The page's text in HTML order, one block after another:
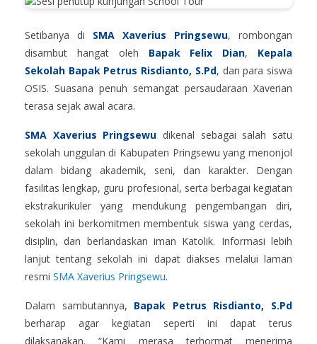
Setibanya di SMA Xaverius Pringsewu, rombongan
disambut hangat oleh Bapak Felix Dian, Kepala
Sekolah Bapak Petrus Risdianto, S.Pd, dan para siswa
OSIS. Suasana penuh semangat persaudaraan Xaverian
terasa sejak awal acara.
SMA Xaverius Pringsewu dikenal sebagai salah satu
sekolah unggulan di Kabupaten Pringsewu yang menonjol
dalam bidang akademik, seni, dan karakter. Dengan
fasilitas lengkap, guru profesional, serta berbagai kegiatan
ekstrakurikuler yang mendukung pengembangan diri,
sekolah ini berkomitmen membentuk siswa yang cerdas,
disiplin, dan berlandaskan iman Katolik. Informasi lebih
lanjut tentang sekolah ini dapat diakses melalui laman
resmi SMA Xaverius Pringsewu.
Dalam sambutannya, Bapak Petrus Risdianto, S.Pd
berharap agar kegiatan seperti ini dapat terus
dilaksanakan. “Kami merasa terhormat menerima